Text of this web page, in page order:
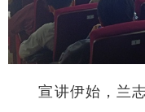
宣讲伊始，兰